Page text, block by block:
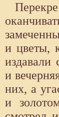
и цветы,
издавали
и
них, а
и